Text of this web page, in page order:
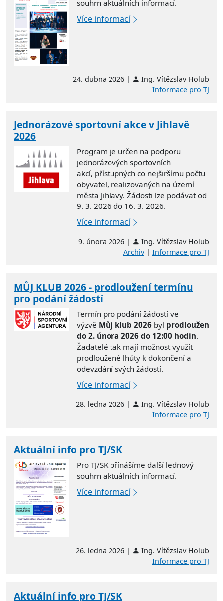
souhrn aktuálních informací.
Více informací
24. dubna 2026 |
Ing. Vítězslav Holub
Informace pro TJ
Jednorázové sportovní akce v Jihlavě
2026
Program je určen na podporu
jednorázových sportovních
akcí, přístupných co nejširšímu počtu
obyvatel, realizovaných na území
města Jihlavy. Žádosti lze podávat od
9. 3. 2026 do 16. 3. 2026.
Více informací
9. února 2026 |
Ing. Vítězslav Holub
Archiv| Informace pro TJ
MŮJ KLUB 2026 - prodloužení termínu
pro podání žádostí
Termín pro podání žádostí ve
výzvě Můj klub 2026 byl prodloužen
do 2. února 2026 do 12:00 hodin.
Žadatelé tak mají možnost využít
prodloužené lhůty k dokončení a
odevzdání svých žádostí.
Více informací
28. ledna 2026 |
Ing. Vítězslav Holub
Informace pro TJ
Aktuální info pro TJ/SK
Pro TJ/SK přínášíme další lednový
souhrn aktuálních informací.
Více informací
26. ledna 2026 |
Ing. Vítězslav Holub
Informace pro TJ
Aktuální info pro TJ/SK